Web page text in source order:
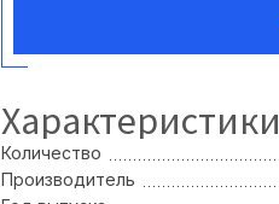
Характеристики
Количество
Производитель